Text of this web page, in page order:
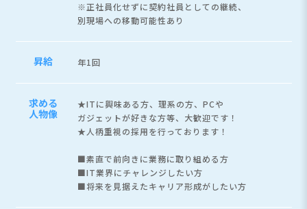
※正社員化せずに契約社員としての継続、
別現場への移動可能性あり
昇給 年1回
求める
人物像
★ITに興味ある方、理系の方、PCや
ガジェットが好きな方等、大歓迎です！
★人柄重視の採用を行っております！
■素直で前向きに業務に取り組める方
■IT業界にチャレンジしたい方
■将来を見据えたキャリア形成がしたい方